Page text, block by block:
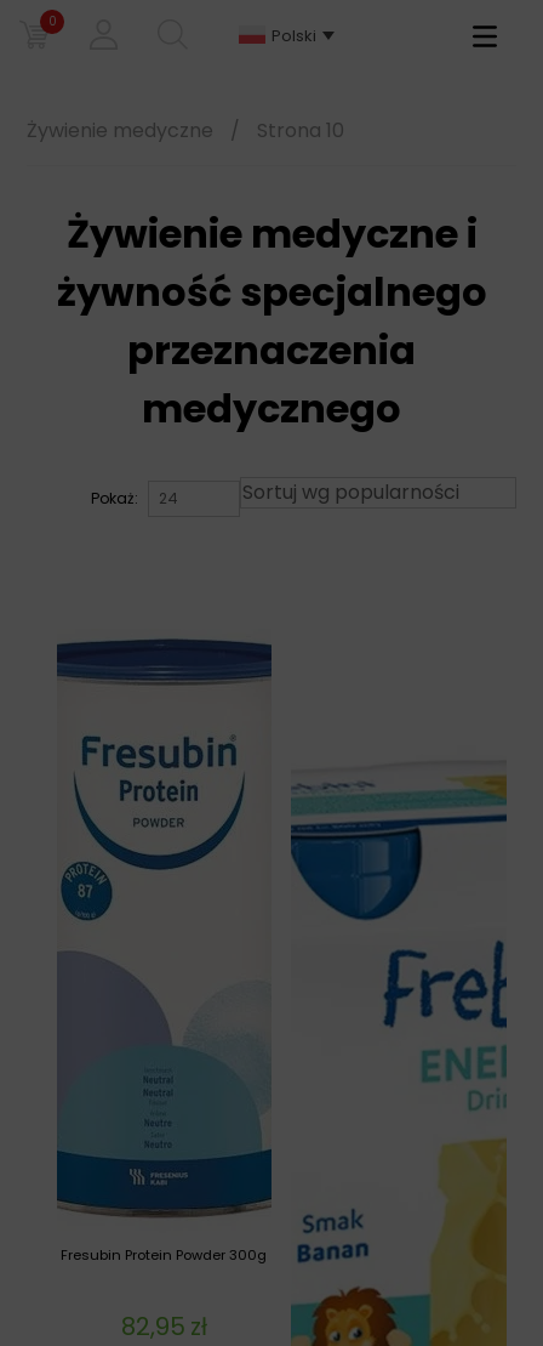
0
Polski
Primary
Żywienie medyczne / Strona 10
Żywienie medyczne i
żywność specjalnego
przeznaczenia
medycznego
Pokaż:
Fresubin Protein Powder 300g
82,95 zł